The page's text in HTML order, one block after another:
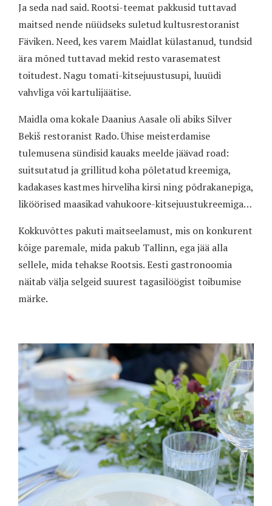
Ja seda nad said. Rootsi-teemat pakkusid tuttavad
maitsed nende nüüdseks suletud kultusrestoranist
Fäviken. Need, kes varem Maidlat külastanud, tundsid
ära mõned tuttavad mekid resto varasematest
toitudest. Nagu tomati-kitsejuustusupi, luuüdi
vahvliga või kartulijäätise.
Maidla oma kokale Daanius Aasale oli abiks Silver
Bekiš restoranist Rado. Ühise meisterdamise
tulemusena sündisid kauaks meelde jäävad road:
suitsutatud ja grillitud koha põletatud kreemiga,
kadakases kastmes hirveliha kirsi ning põdrakanepiga,
liköörised maasikad vahukoore-kitsejuustukreemiga…
Kokkuvõttes pakuti maitseelamust, mis on konkurent
kõige paremale, mida pakub Tallinn, ega jää alla
sellele, mida tehakse Rootsis. Eesti gastronoomia
näitab välja selgeid suurest tagasilöögist toibumise
märke.